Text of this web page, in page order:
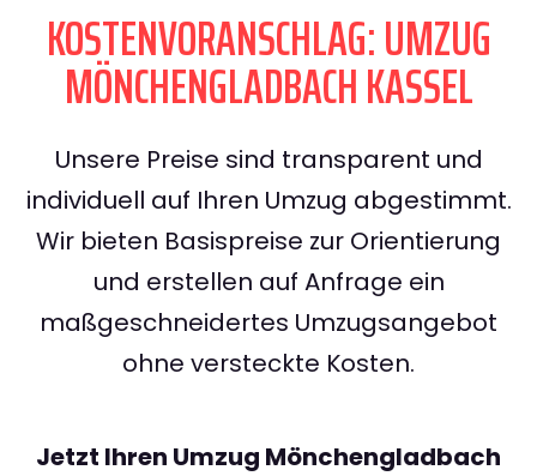
KOSTENVORANSCHLAG: UMZUG
MÖNCHENGLADBACH KASSEL
Unsere Preise sind transparent und
individuell auf Ihren Umzug abgestimmt.
Wir bieten Basispreise zur Orientierung
und erstellen auf Anfrage ein
maßgeschneidertes Umzugsangebot
ohne versteckte Kosten.
Jetzt Ihren Umzug Mönchengladbach